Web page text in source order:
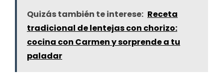
Quizás también te interese: Receta
tradicional de lentejas con chorizo:
cocina con Carmen y sorprende a tu
paladar